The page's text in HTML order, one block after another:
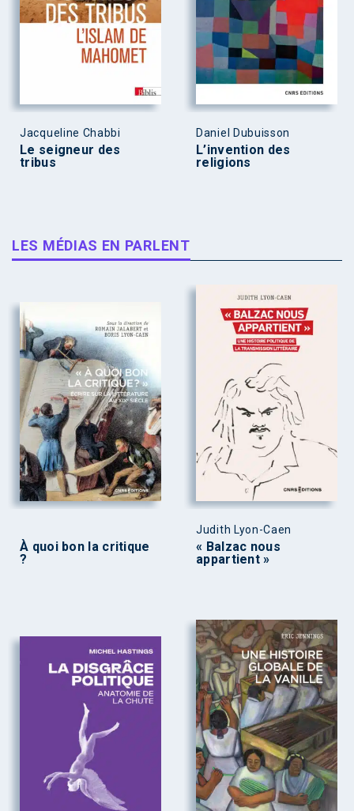
Jacqueline Chabbi
Le seigneur des
tribus
Daniel Dubuisson
L’invention des
religions
LES MÉDIAS EN PARLENT
À quoi bon la critique
?
Judith Lyon-Caen
« Balzac nous
appartient »